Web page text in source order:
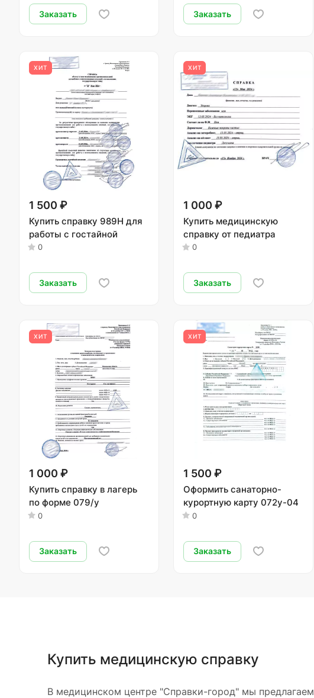
Заказать Заказать
ХИТ
1 500 ₽
Купить справку 989Н для
работы с гостайной
0
Заказать
ХИТ
1 000 ₽
Купить медицинскую
справку от педиатра
0
Заказать
ХИТ
1 000 ₽
Купить справку в лагерь
по форме 079/у
0
Заказать
ХИТ
1 500 ₽
Оформить санаторно-
курортную карту 072у-04
0
Заказать
Купить медицинскую справку
В медицинском центре "Справки-город" мы предлагаем